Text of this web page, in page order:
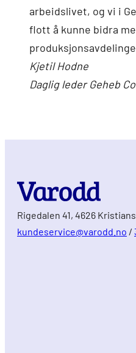
arbeidslivet, og vi i
flott å kunne bidra
Kjetil Hodne
Daglig leder Geheb
Rigedalen 41, 4626
kundeservice@varodd.no /